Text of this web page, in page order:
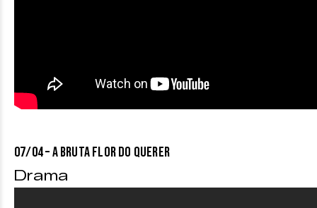
07/04 – A BRUTA FLOR DO QUERER
Drama